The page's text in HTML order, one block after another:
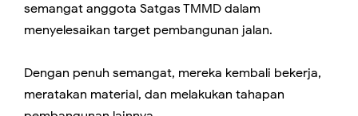
semangat anggota Satgas TMMD dalam
menyelesaikan target pembangunan jalan.
Dengan penuh semangat, mereka kembali bekerja,
meratakan material, dan melakukan tahapan